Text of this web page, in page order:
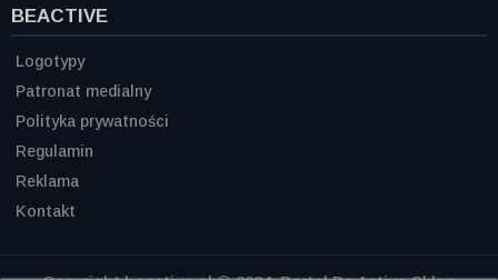
BEACTIVE
Logotypy
Patronat medialny
Polityka prywatności
Regulamin
Reklama
Kontakt